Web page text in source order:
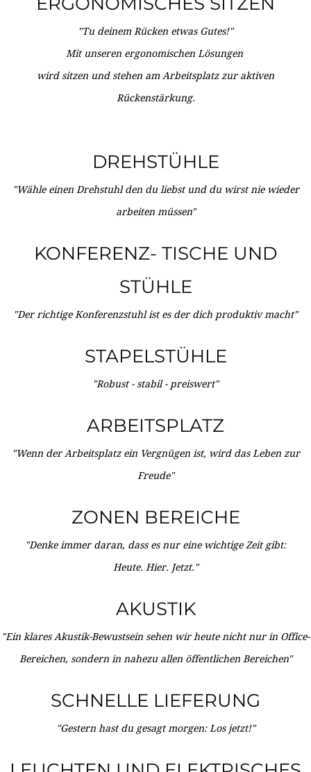
"Tu deinem Rücken etwas Gutes!"
Mit unseren ergonomischen Lösungen
wird sitzen und stehen am Arbeitsplatz zur aktiven
Rückenstärkung.
DREHSTÜHLE
"Wähle einen Drehstuhl den du liebst und du wirst nie wieder
arbeiten müssen"
KONFERENZ- TISCHE UND
STÜHLE
"Der richtige Konferenzstuhl ist es der dich produktiv macht"
STAPELSTÜHLE
"Robust - stabil - preiswert"
ARBEITSPLATZ
"Wenn der Arbeitsplatz ein Vergnügen ist, wird das Leben zur
Freude"
ZONEN BEREICHE
"Denke immer daran, dass es nur eine wichtige Zeit gibt:
Heute. Hier. Jetzt."
AKUSTIK
"Ein klares Akustik-Bewustsein sehen wir heute nicht nur in Office-
Bereichen, sondern in nahezu allen öffentlichen Bereichen"
SCHNELLE LIEFERUNG
"Gestern hast du gesagt morgen: Los jetzt!"